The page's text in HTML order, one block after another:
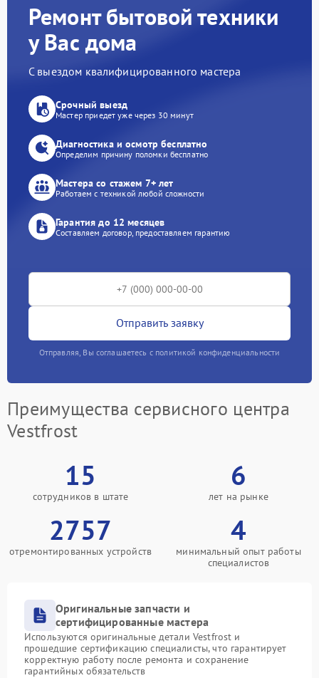
Ремонт бытовой техники
у Вас дома
С выездом квалифицированного мастера
Срочный выезд
Мастер приедет уже через 30 минут
Диагностика и осмотр бесплатно
Определим причину поломки бесплатно
Мастера со стажем 7+ лет
Работаем с техникой любой сложности
Гарантия до 12 месяцев
Составляем договор, предоставляем гарантию
Отправить заявку
Отправляя, Вы соглашаетесь с политикой конфиденциальности
Преимущества сервисного центра
Vestfrost
15
сотрудников в штате
6
лет на рынке
2757
отремонтированных устройств
4
минимальный опыт работы
специалистов
Оригинальные запчасти и
сертифицированные мастера
Используются оригинальные детали Vestfrost и
прошедшие сертификацию специалисты, что гарантирует
корректную работу после ремонта и сохранение
гарантийных обязательств